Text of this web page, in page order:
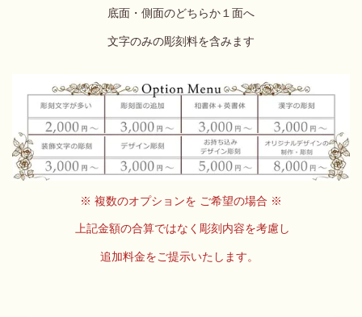
底面・側面のどちらか１面へ
文字のみの彫刻料を含みます
※ 複数のオプションを ご希望の場合 ※
上記金額の合算ではなく 彫刻内容を考慮し
追加料金をご提示いたします。